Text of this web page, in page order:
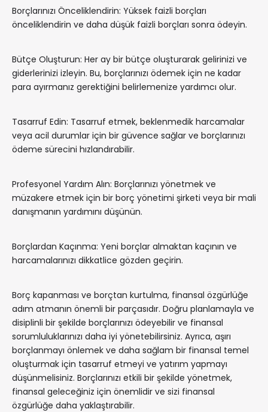
Borçlarınızı Önceliklendirin: Yüksek faizli borçları
önceliklendirin ve daha düşük faizli borçları sonra ödeyin.
Bütçe Oluşturun: Her ay bir bütçe oluşturarak gelirinizi ve
giderlerinizi izleyin. Bu, borçlarınızı ödemek için ne kadar
para ayırmanız gerektiğini belirlemenize yardımcı olur.
Tasarruf Edin: Tasarruf etmek, beklenmedik harcamalar
veya acil durumlar için bir güvence sağlar ve borçlarınızı
ödeme sürecini hızlandırabilir.
Profesyonel Yardım Alın: Borçlarınızı yönetmek ve
müzakere etmek için bir borç yönetimi şirketi veya bir mali
danışmanın yardımını düşünün.
Borçlardan Kaçınma: Yeni borçlar almaktan kaçının ve
harcamalarınızı dikkatlice gözden geçirin.
Borç kapanması ve borçtan kurtulma, finansal özgürlüğe
adım atmanın önemli bir parçasıdır. Doğru planlamayla ve
disiplinli bir şekilde borçlarınızı ödeyebilir ve finansal
sorumluluklarınızı daha iyi yönetebilirsiniz. Ayrıca, aşırı
borçlanmayı önlemek ve daha sağlam bir finansal temel
oluşturmak için tasarruf etmeyi ve yatırım yapmayı
düşünmelisiniz. Borçlarınızı etkili bir şekilde yönetmek,
finansal geleceğiniz için önemlidir ve sizi finansal
özgürlüğe daha yaklaştırabilir.